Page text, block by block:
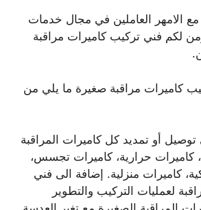
مع الامهر العاملين في مجال خدمات
لكم فني تركيب كاميرات مراقبة
كاميرات مراقبة صغيرة ما يلي من
توصيل أو تمديد كل كاميرات المراقبة
كاميرات حرارية، كاميرات تجسس،
كاميرات منزلية. إضافة الى فني
لعمليات التركيب والتطوير